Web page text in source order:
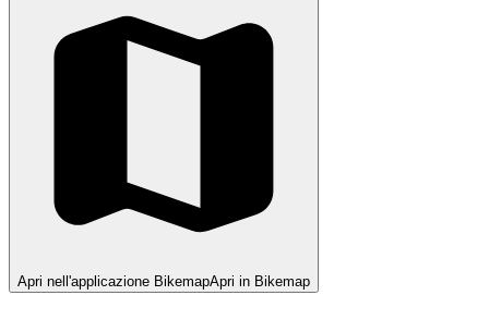
Apri nell'applicazione BikemapApri in Bikemap